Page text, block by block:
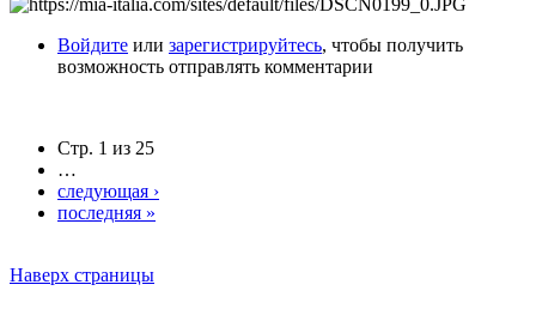
Войдите или зарегистрируйтесь, чтобы получить
возможность отправлять комментарии
Стр. 1 из 25
…
следующая ›
последняя »
Наверх страницы